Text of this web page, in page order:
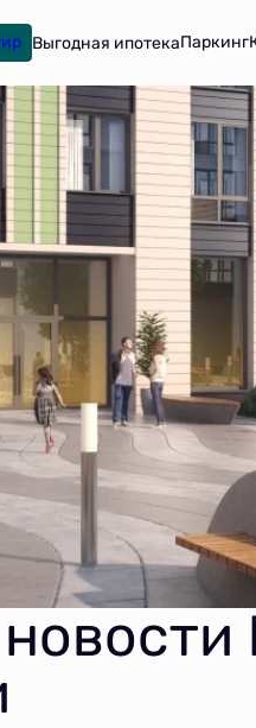
Паркинг